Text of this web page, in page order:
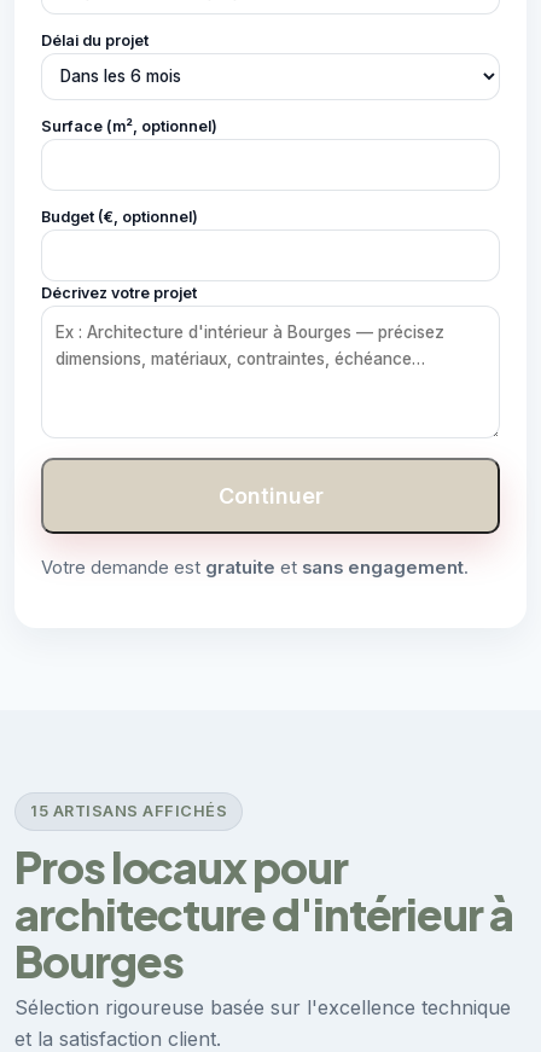
Délai du projet
Surface (m², optionnel)
Budget (€, optionnel)
Décrivez votre projet
Continuer
Votre demande est gratuite et sans engagement.
15 ARTISANS AFFICHÉS
Pros locaux pour
architecture d'intérieur à
Bourges
Sélection rigoureuse basée sur l'excellence technique
et la satisfaction client.